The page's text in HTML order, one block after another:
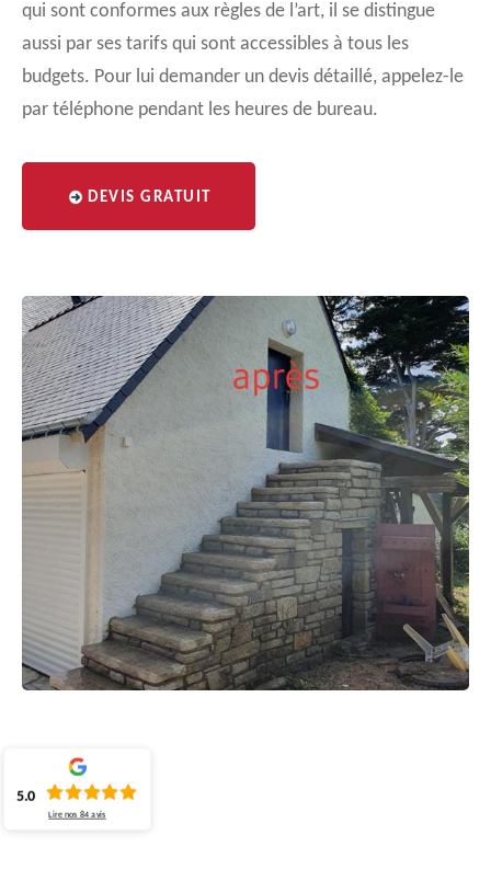
qui sont conformes aux règles de l’art, il se distingue
aussi par ses tarifs qui sont accessibles à tous les
budgets. Pour lui demander un devis détaillé, appelez-le
par téléphone pendant les heures de bureau.
DEVIS GRATUIT
5.0
Lire nos84 avis